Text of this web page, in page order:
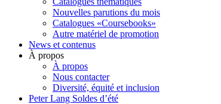
Nouvelles parutions du mois
Catalogues «Coursebooks»
Autre matériel de promotion
News et contenus
À propos
À propos
Nous contacter
Diversité, équité et inclusion
Peter Lang Soldes d’été